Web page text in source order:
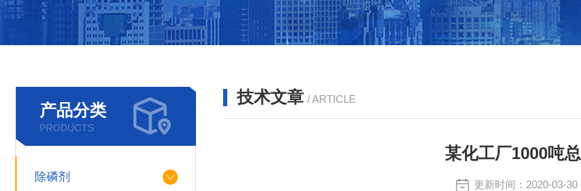
产品分类
PRODUCTS
除磷剂
技术文章 / ARTICLE
某化工厂1000吨
更新时间：2020-03-